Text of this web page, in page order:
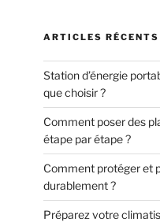
ARTICLES RÉCENTS
Station d’énergie
que choisir ?
Comment poser des
étape par étape ?
Comment protéger et
durablement ?
Préparez votre